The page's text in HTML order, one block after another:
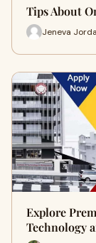
Tips About
Jeneva
Explore
Technology